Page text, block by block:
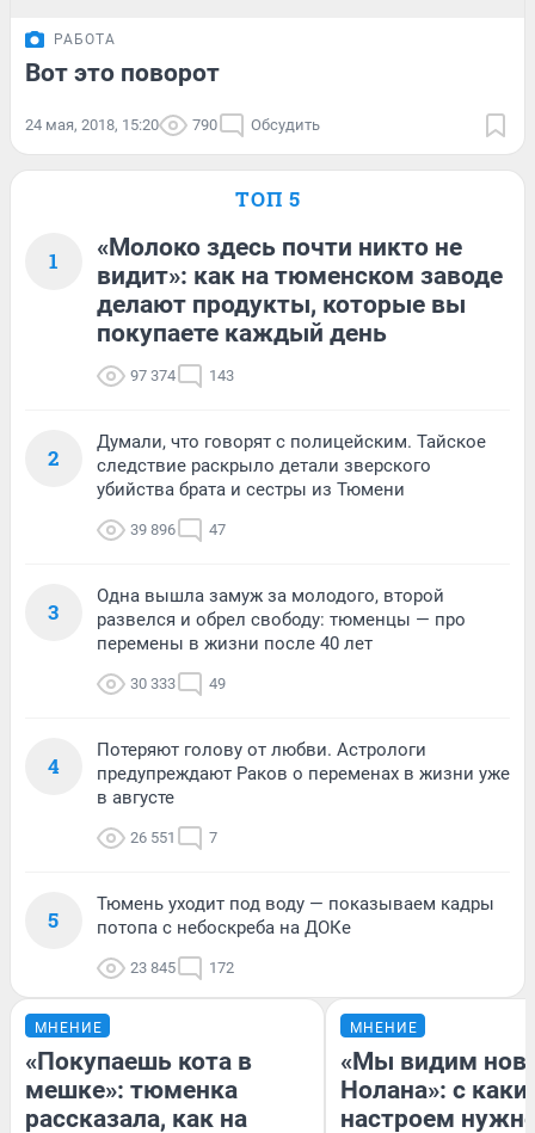
РАБОТА
Вот это поворот
24 мая, 2018, 15:20 790 Обсудить
ТОП 5
1
«Молоко здесь почти никто не
видит»: как на тюменском заводе
делают продукты, которые вы
покупаете каждый день
97 374 143
2
Думали, что говорят с полицейским. Тайское
следствие раскрыло детали зверского
убийства брата и сестры из Тюмени
39 896 47
3
Одна вышла замуж за молодого, второй
развелся и обрел свободу: тюменцы — про
перемены в жизни после 40 лет
30 333 49
4
Потеряют голову от любви. Астрологи
предупреждают Раков о переменах в жизни уже
в августе
26 551 7
5
Тюмень уходит под воду — показываем кадры
потопа с небоскреба на ДОКе
23 845 172
МНЕНИЕ
«Покупаешь кота в
мешке»: тюменка
рассказала, как на
МНЕНИЕ
«Мы видим
Нолана»: с
настроем